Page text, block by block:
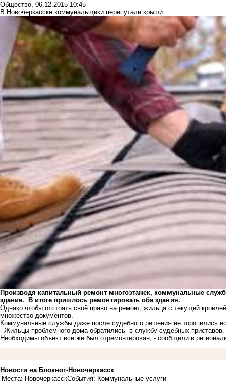
Общество, 06.12.2015 10:45
В Новочеркасске коммунальщики перепутали крыши
Производя капитальный ремонт многоэтажек, коммунальные
здание. В итоге пришлось ремонтировать оба здания.
Однако чтобы отстоять своё право на ремонт, жильца с текущей
множество документов.
Коммунальные службы даже после судебного решения не торопились
- Жильцы проблемного дома обратились в службу судебных
Необходимы объект все же был отремонтирован, - сообщили в
Новости на Блoкнoт-Новочеркасск
Места: НовочеркасскСобытия: Коммунальные услуги